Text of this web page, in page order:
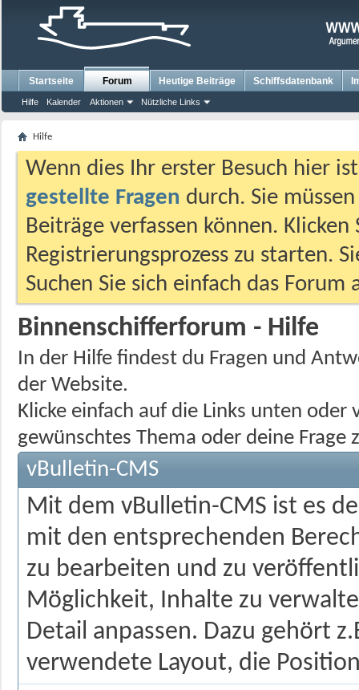
Startseite Forum
Hilfe Kalender Aktionen Nützliche Links
Heutige Beiträge Schiffsdatenbank
Hilfe
Wenn dies Ihr erster Besuch hier
gestellte Fragen durch. Sie
Beiträge verfassen können.
Registrierungsprozess zu starten.
Suchen Sie sich einfach das
Binnenschifferforum - Hilfe
In der Hilfe findest du Fragen und
der Website.
Klicke einfach auf die Links unten
gewünschtes Thema oder deine Frage
vBulletin-CMS
Mit dem vBulletin-CMS ist es
mit den entsprechenden
zu bearbeiten und zu
Möglichkeit, Inhalte zu
Detail anpassen. Dazu gehört
verwendete Layout, die